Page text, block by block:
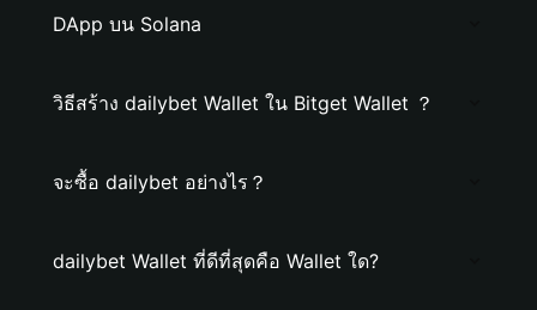
DApp บน Solana
วิธีสร้าง dailybet Wallet ใน Bitget Wallet ？
จะซื้อ dailybet อย่างไร？
dailybet Wallet ที่ดีที่สุดคือ Wallet ใด?